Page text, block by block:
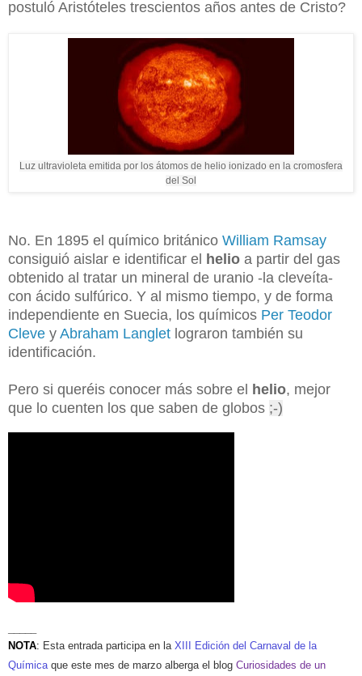
postuló Aristóteles trescientos años antes de Cristo?
Luz ultravioleta emitida por los átomos de helio ionizado en la cromosfera
del Sol
No. En 1895 el químico británico William Ramsay
consiguió aislar e identificar el helio a partir del gas
obtenido al tratar un mineral de uranio -la cleveíta-
con ácido sulfúrico. Y al mismo tiempo, y de forma
independiente en Suecia, los químicos Per Teodor
Cleve y Abraham Langlet lograron también su
identificación.
Pero si queréis conocer más sobre el helio, mejor
que lo cuenten los que saben de globos ;-)
NOTA: Esta entrada participa en la XIII Edición del Carnaval de la
Química que este mes de marzo alberga el blog Curiosidades de un